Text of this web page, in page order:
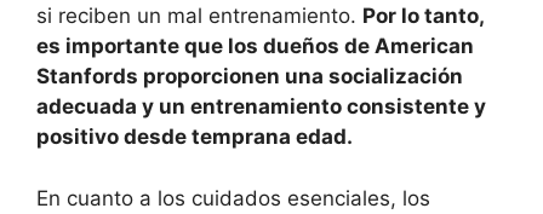
si reciben un mal entrenamiento. Por lo tanto,
es importante que los dueños de American
Stanfords proporcionen una socialización
adecuada y un entrenamiento consistente y
positivo desde temprana edad.
En cuanto a los cuidados esenciales, los